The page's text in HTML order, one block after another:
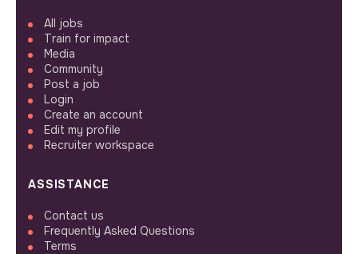
All jobs
Train for impact
Media
Community
Post a job
Login
Create an account
Edit my profile
Recruiter workspace
ASSISTANCE
Contact us
Frequently Asked Questions
Terms